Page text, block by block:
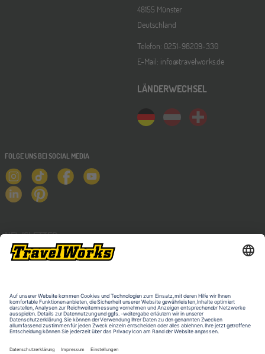
48155 Münster
Deutschland
Telefon: 0251-98209-330
E-Mail: info@travelworks.de
LÄNDERWECHSEL
FOLGE UNS BEI SOCIAL MEDIA
NEWSLETTER